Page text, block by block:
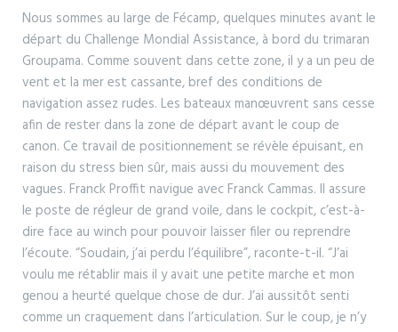
Nous sommes au large de Fécamp, quelques minutes avant le
départ du Challenge Mondial Assistance, à bord du trimaran
Groupama. Comme souvent dans cette zone, il y a un peu de
vent et la mer est cassante, bref des conditions de
navigation assez rudes. Les bateaux manœuvrent sans cesse
afin de rester dans la zone de départ avant le coup de
canon. Ce travail de positionnement se révèle épuisant, en
raison du stress bien sûr, mais aussi du mouvement des
vagues. Franck Proffit navigue avec Franck Cammas. Il assure
le poste de régleur de grand voile, dans le cockpit, c’est-à-
dire face au winch pour pouvoir laisser filer ou reprendre
l’écoute. “Soudain, j’ai perdu l’équilibre”, raconte-t-il. “J’ai
voulu me rétablir mais il y avait une petite marche et mon
genou a heurté quelque chose de dur. J’ai aussitôt senti
comme un craquement dans l’articulation. Sur le coup, je n’y